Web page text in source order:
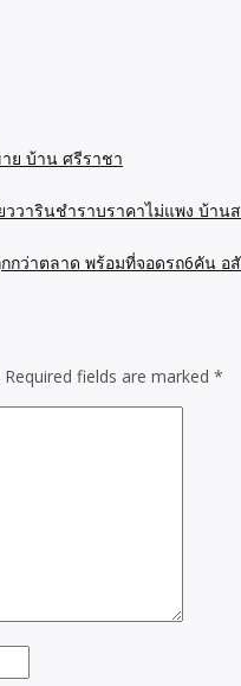
ย บ้าน ศรีราชา
วารินชำราบราคาไม่แพง บ้า
ว่าตลาด พร้อมที่จอดรถ6คัน อ
Required fields are marked *